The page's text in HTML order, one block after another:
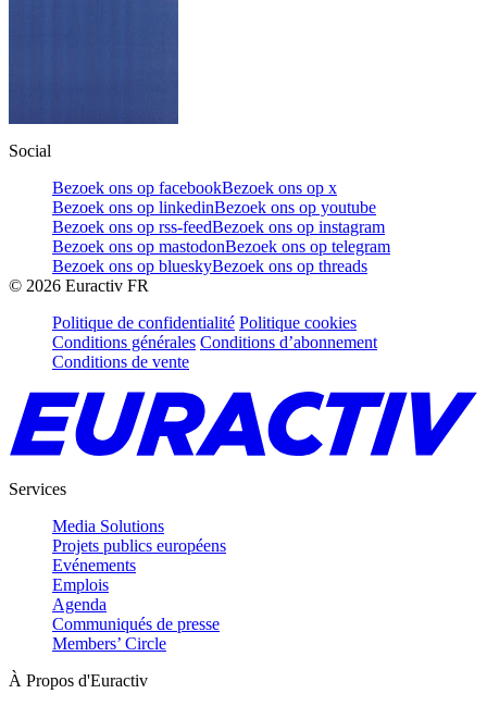
Social
Bezoek ons op facebookBezoek ons op x
Bezoek ons op linkedinBezoek ons op youtube
Bezoek ons op rss-feedBezoek ons op instagram
Bezoek ons op mastodonBezoek ons op telegram
Bezoek ons op blueskyBezoek ons op threads
© 2026 Euractiv FR
Politique de confidentialité Politique cookies
Conditions générales Conditions d’abonnement
Conditions de vente
Services
Media Solutions
Projets publics européens
Evénements
Emplois
Agenda
Communiqués de presse
Members’ Circle
À Propos d'Euractiv